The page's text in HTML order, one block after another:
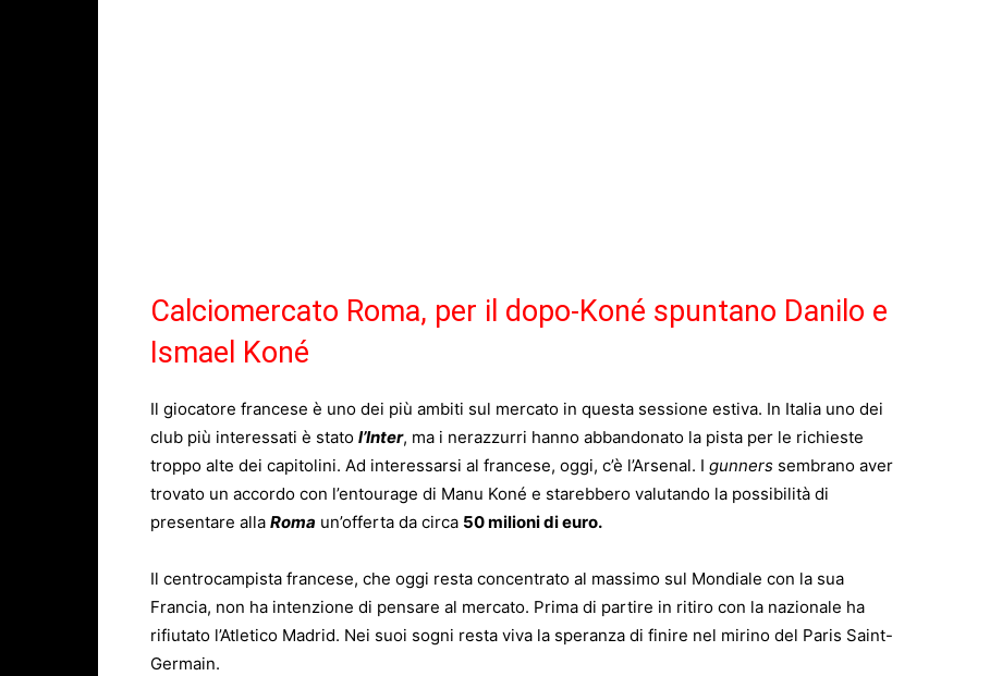
Calciomercato Roma, per il dopo-Koné spuntano Danilo e
Ismael Koné
Il giocatore francese è uno dei più ambiti sul mercato in questa sessione estiva. In Italia uno dei
club più interessati è stato l’Inter, ma i nerazzurri hanno abbandonato la pista per le richieste
troppo alte dei capitolini. Ad interessarsi al francese, oggi, c’è l’Arsenal. I gunners sembrano aver
trovato un accordo con l’entourage di Manu Koné e starebbero valutando la possibilità di
presentare alla Roma un’offerta da circa 50 milioni di euro.
Il centrocampista francese, che oggi resta concentrato al massimo sul Mondiale con la sua
Francia, non ha intenzione di pensare al mercato. Prima di partire in ritiro con la nazionale ha
rifiutato l’Atletico Madrid. Nei suoi sogni resta viva la speranza di finire nel mirino del Paris Saint-
Germain.